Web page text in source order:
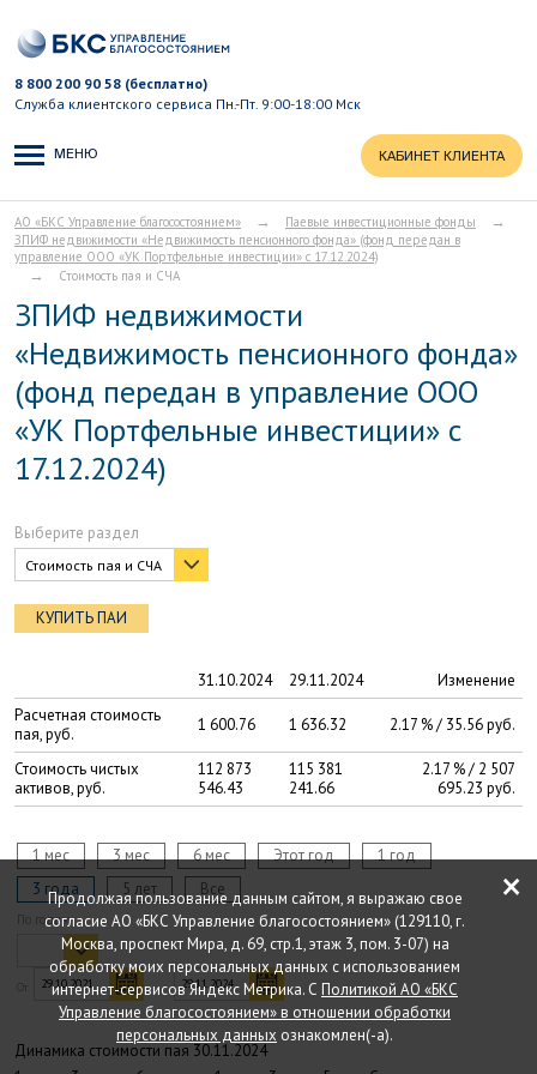
Продолжая пользование данным сайтом, я выражаю свое
согласие АО «БКС Управление благосостоянием» (129110, г.
Москва, проспект Мира, д. 69, стр.1, этаж 3, пом. 3-07) на
обработку моих персональных данных с использованием
интернет-сервисов Яндекс Метрика. С Политикой АО «БКС
Управление благосостоянием» в отношении обработки
персональных данных ознакомлен(-а).
×
8 800 200 90 58 (бесплатно)
Служба клиентского сервиса Пн.-Пт. 9:00-18:00 Мск
КАБИНЕТ КЛИЕНТА
МЕНЮ
АО «БКС Управление благосостоянием» → Паевые инвестиционные фонды →
ЗПИФ недвижимости «Недвижимость пенсионного фонда» (фонд передан в
управление ООО «УК Портфельные инвестиции» с 17.12.2024)
→ Стоимость пая и СЧА
ЗПИФ недвижимости
«Недвижимость пенсионного фонда»
(фонд передан в управление ООО
«УК Портфельные инвестиции» с
17.12.2024)
Выберите раздел
Стоимость пая и СЧА
КУПИТЬ ПАИ
31.10.2024 29.11.2024
Изменение
Расчетная стоимость
пая, руб.
1 600.76 1 636.32 2.17 % / 35.56 руб.
Стоимость чистых
активов, руб.
112 873
546.43
115 381
241.66
2.17 % / 2 507
695.23 руб.
1 мес 3 мес 6 мес Этот год
1 год
3 года
5 лет Все
По годам
До
Динамика стоимости пая 30.11.2024